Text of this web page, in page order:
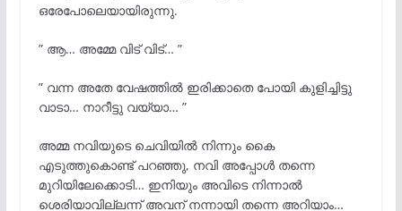
ഒരേപോലെയായിരുന്നു.
” ആ… അമ്മേ വിട് വിട്… ”
” വന്ന അതേ വേഷത്തിൽ ഇരിക്കാതെ പോയി കുളിച്ചിട്ടു
വാടാ… നാറീട്ടു വയ്യാ… ”
അമ്മ നവിയുടെ ചെവിയിൽ നിന്നും കൈ
എടുത്തുകൊണ്ട് പറഞ്ഞു, നവി അപ്പോൾ തന്നെ
മുറിയിലേക്കൊടി… ഇനിയും അവിടെ നിന്നാൽ
ശെരിയാവില്ലന്ന് അവന് നന്നായി തന്നെ അറിയാം…